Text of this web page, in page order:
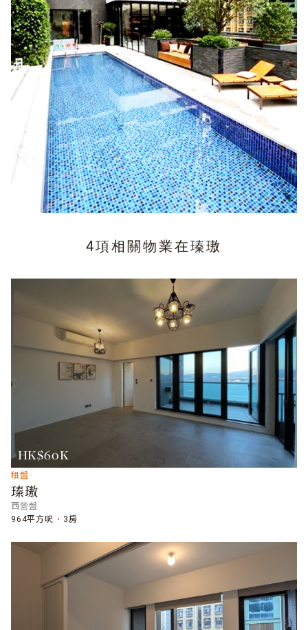
4項相關物業在瑧璈
HK$60K
租盤
瑧璈
西營盤
964平方呎
3房